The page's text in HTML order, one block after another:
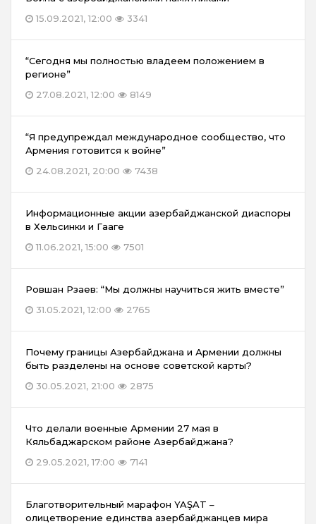
15.09.2021, 12:00
3341
“Сегодня мы полностью владеем положением в
регионе”
27.08.2021, 12:00
8149
“Я предупреждал международное сообщество, что
Армения готовится к войне”
24.08.2021, 20:00
7438
Информационные акции азербайджанской диаспоры
в Хельсинки и Гааге
11.06.2021, 15:00
7501
Ровшан Рзаев: “Мы должны научиться жить вместе”
31.05.2021, 12:00
2765
Почему границы Азербайджана и Армении должны
быть разделены на основе советской карты?
30.05.2021, 21:00
2875
Что делали военные Армении 27 мая в
Кяльбаджарском районе Азербайджана?
29.05.2021, 17:00
7141
Благотворительный марафон YAŞAT –
олицетворение единства азербайджанцев мира